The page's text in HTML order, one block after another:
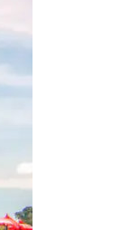
prstom po